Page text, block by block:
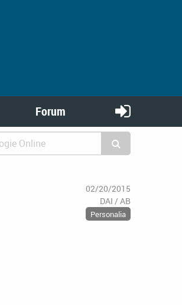
Forum
02/20/2015
DAI / AB
Personalia